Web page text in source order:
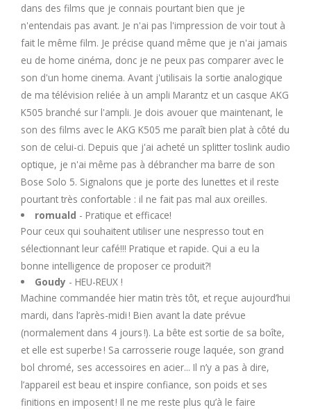
dans des films que je connais pourtant bien que je
n'entendais pas avant. Je n'ai pas l'impression de voir tout à
fait le même film. Je précise quand même que je n'ai jamais
eu de home cinéma, donc je ne peux pas comparer avec le
son d'un home cinema. Avant j'utilisais la sortie analogique
de ma télévision reliée à un ampli Marantz et un casque AKG
K505 branché sur l'ampli. Je dois avouer que maintenant, le
son des films avec le AKG K505 me paraît bien plat à côté du
son de celui-ci. Depuis que j'ai acheté un splitter toslink audio
optique, je n'ai même pas à débrancher ma barre de son
Bose Solo 5. Signalons que je porte des lunettes et il reste
pourtant très confortable : il ne fait pas mal aux oreilles.
romuald - Pratique et efficace!
Pour ceux qui souhaitent utiliser une nespresso tout en
sélectionnant leur café!!! Pratique et rapide. Qui a eu la
bonne intelligence de proposer ce produit?!
Goudy - HEU-REUX !
Machine commandée hier matin très tôt, et reçue aujourd’hui
mardi, dans l’après-midi ! Bien avant la date prévue
(normalement dans 4 jours !). La bête est sortie de sa boîte,
et elle est superbe ! Sa carrosserie rouge laquée, son grand
bol chromé, ses accessoires en acier... Il n’y a pas à dire,
l’appareil est beau et inspire confiance, son poids et ses
finitions en imposent ! Il ne me reste plus qu’à le faire